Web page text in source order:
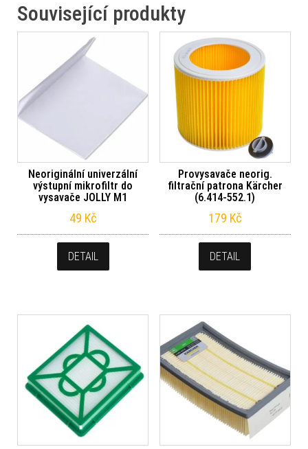
Související produkty
Neoriginální univerzální
výstupní mikrofiltr do
vysavače JOLLY M1
49 Kč
DETAIL
Provysavače neorig.
filtrační patrona Kärcher
(6.414-552.1)
179 Kč
DETAIL